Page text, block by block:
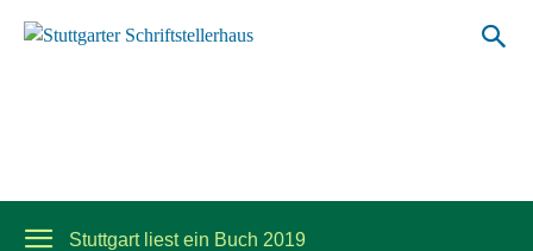
Stuttgart liest ein Buch 2019